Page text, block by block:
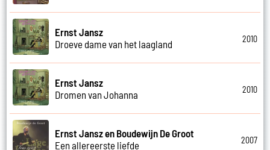
Ernst Jansz
Droeve dame van het laagland
2010
Ernst Jansz
Dromen van Johanna
2010
Ernst Jansz en Boudewijn De Groot
Een allereerste liefde
2007